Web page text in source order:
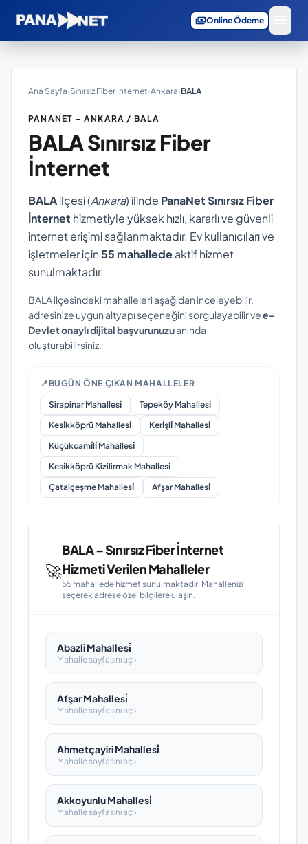
paymentsOnline Ödeme
Ana Sayfa›Sınırsız Fiber İnternet›Ankara›BALA
PANANET – ANKARA / BALA
BALASınırsız Fiber
İnternet
BALAilçesi (Ankara) ilinde PanaNet Sınırsız Fiber
İnternet hizmetiyle yüksek hızlı, kararlı ve güvenli
internet erişimi sağlanmaktadır. Ev kullanıcıları ve
işletmeler için55 mahalledeaktif hizmet
sunulmaktadır.
BALA ilçesindeki mahalleleri aşağıdan inceleyebilir,
adresinize uygun altyapı seçeneğini sorgulayabilir vee-
Devlet onaylı dijital başvurunuzuanında
oluşturabilirsiniz.
📍 BUGÜN ÖNE ÇIKAN MAHALLELER
Sirapinar Mahallesi̇
Tepeköy Mahallesi̇
Kesi̇kköprü Mahallesi̇
Keri̇şli̇ Mahallesi̇
Küçükcami̇li̇ Mahallesi̇
Kesi̇kköprü Kizilirmak Mahallesi̇
Çatalçeşme Mahallesi̇
Afşar Mahallesi̇
🚀
BALA – Sınırsız Fiber İnternet
Hizmeti Verilen Mahalleler
55 mahallede hizmet sunulmaktadır. Mahallenizi
seçerek adrese özel bilgilere ulaşın.
Abazli Mahallesi̇
Mahalle sayfasını aç ›
Afşar Mahallesi̇
Mahalle sayfasını aç ›
Ahmetçayiri Mahallesi̇
Mahalle sayfasını aç ›
Akkoyunlu Mahallesi̇
Mahalle sayfasını aç ›